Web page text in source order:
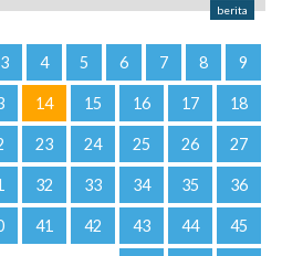
berita
3 4 5 6 7 8 9
14 15 16 17 18
23 24 25 26 27
32 33 34 35 36
41 42 43 44 45